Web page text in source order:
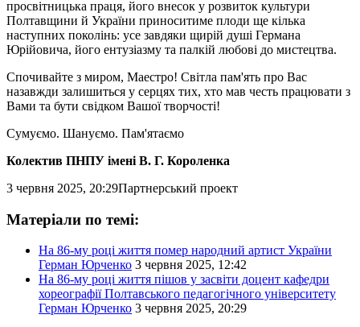
просвітницька праця, його внесок у розвиток культури
Полтавщини й України приноситиме плоди ще кілька
наступних поколінь: усе завдяки щирій душі Германа
Юрійовича, його ентузіазму та палкій любові до мистецтва.
Спочивайте з миром, Маестро! Світла пам'ять про Вас
назавжди залишиться у серцях тих, хто мав честь працювати з
Вами та бути свідком Вашої творчості!
Сумуємо. Шануємо. Пам'ятаємо
Колектив ПНПУ імені В. Г. Короленка
3 червня 2025, 20:29Партнерський проект
Матеріали по темі:
На 86-му році життя помер народний артист України
Герман Юрченко 3 червня 2025, 12:42
На 86-му році життя пішов у засвіти доцент кафедри
хореографії Полтавського педагогічного університету
Герман Юрченко 3 червня 2025, 20:29